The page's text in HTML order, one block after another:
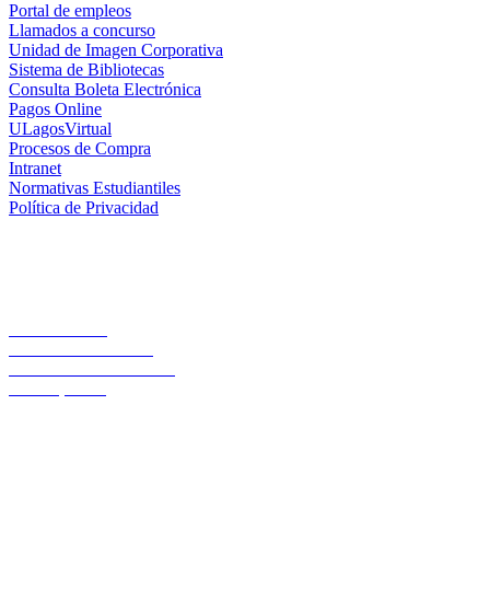
Portal de empleos
Llamados a concurso
Unidad de Imagen Corporativa
Sistema de Bibliotecas
Consulta Boleta Electrónica
Pagos Online
ULagosVirtual
Procesos de Compra
Intranet
Normativas Estudiantiles
Política de Privacidad